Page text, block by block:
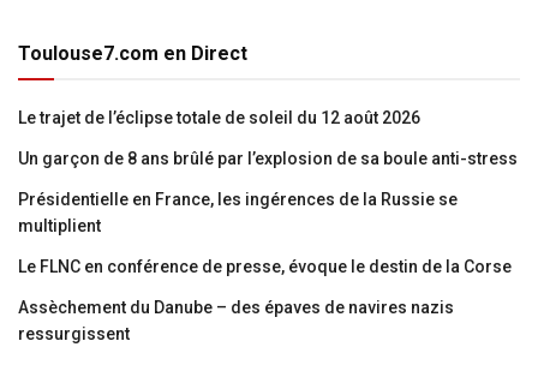
Toulouse7.com en Direct
Le trajet de l’éclipse totale de soleil du 12 août 2026
Un garçon de 8 ans brûlé par l’explosion de sa boule anti-stress
Présidentielle en France, les ingérences de la Russie se
multiplient
Le FLNC en conférence de presse, évoque le destin de la Corse
Assèchement du Danube – des épaves de navires nazis
ressurgissent